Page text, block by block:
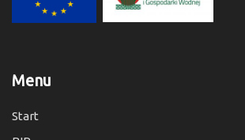
Menu
Start